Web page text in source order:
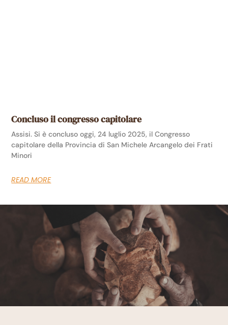
Concluso il congresso capitolare
Assisi. Si è concluso oggi, 24 luglio 2025, il Congresso
capitolare della Provincia di San Michele Arcangelo dei Frati
Minori
READ MORE